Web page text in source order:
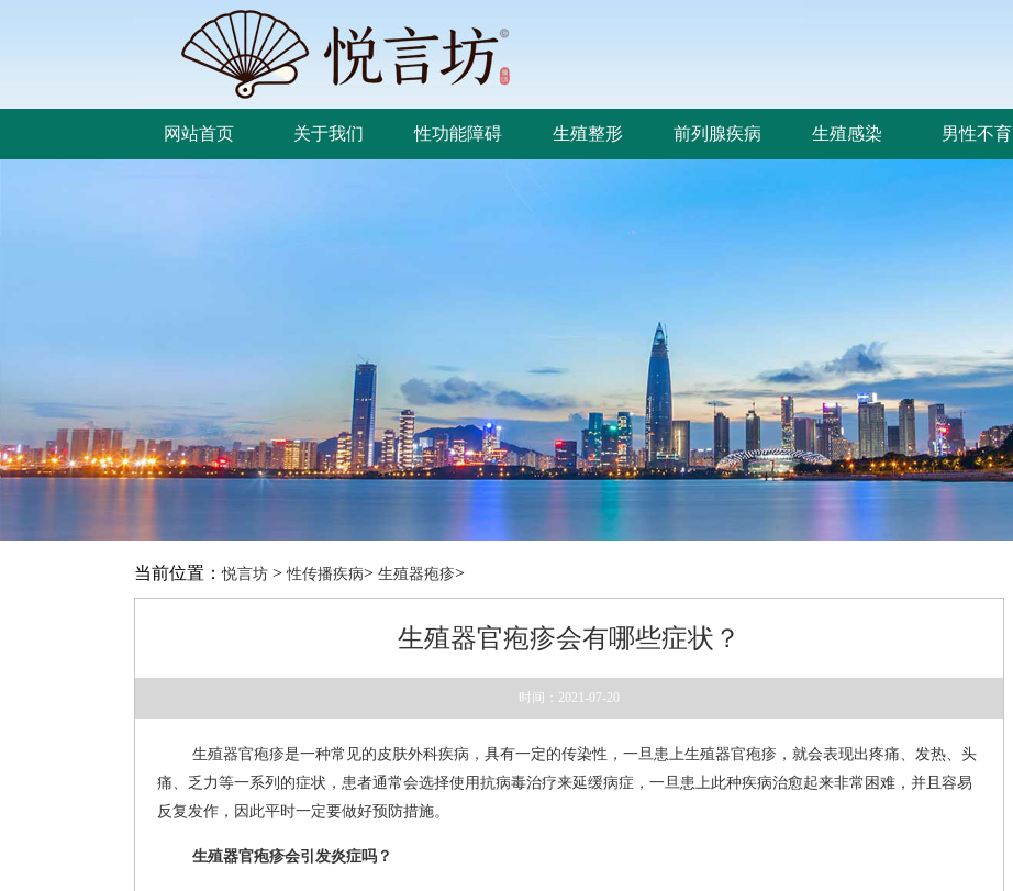
网站首页 关于我们 性功能障碍 生殖整形 前列腺疾病 生殖感染 男性不育
当前位置：悦言坊 >性传播疾病> 生殖器疱疹>
生殖器官疱疹会有哪些症状？
时间：2021-07-20
生殖器官疱疹是一种常见的皮肤外科疾病，具有一定的传染性，一旦患上生殖器官疱疹，就会表现出疼痛、发热、头
痛、乏力等一系列的症状，患者通常会选择使用抗病毒治疗来延缓病症，一旦患上此种疾病治愈起来非常困难，并且容易
反复发作，因此平时一定要做好预防措施。
生殖器官疱疹会引发炎症吗？